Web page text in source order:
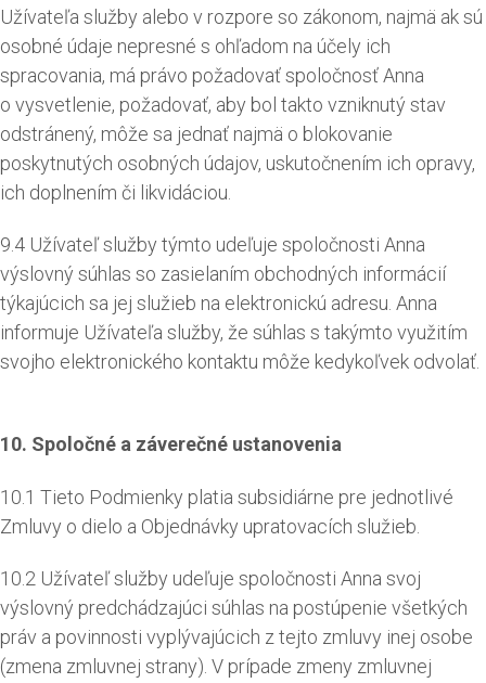
Užívateľa služby alebo v rozpore so zákonom, najmä ak sú
osobné údaje nepresné s ohľadom na účely ich
spracovania, má právo požadovať spoločnosť Anna
o vysvetlenie, požadovať, aby bol takto vzniknutý stav
odstránený, môže sa jednať najmä o blokovanie
poskytnutých osobných údajov, uskutočnením ich opravy,
ich doplnením či likvidáciou.
9.4 Užívateľ služby týmto udeľuje spoločnosti Anna
výslovný súhlas so zasielaním obchodných informácií
týkajúcich sa jej služieb na elektronickú adresu. Anna
informuje Užívateľa služby, že súhlas s takýmto využitím
svojho elektronického kontaktu môže kedykoľvek odvolať.
10. Spoločné a záverečné ustanovenia
10.1 Tieto Podmienky platia subsidiárne pre jednotlivé
Zmluvy o dielo a Objednávky upratovacích služieb.
10.2 Užívateľ služby udeľuje spoločnosti Anna svoj
výslovný predchádzajúci súhlas na postúpenie všetkých
práv a povinnosti vyplývajúcich z tejto zmluvy inej osobe
(zmena zmluvnej strany). V prípade zmeny zmluvnej